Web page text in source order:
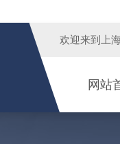
欢迎来到 上
网站